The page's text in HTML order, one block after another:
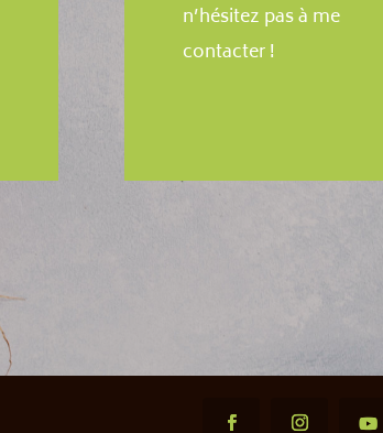
n’hésitez pas à me
contacter !